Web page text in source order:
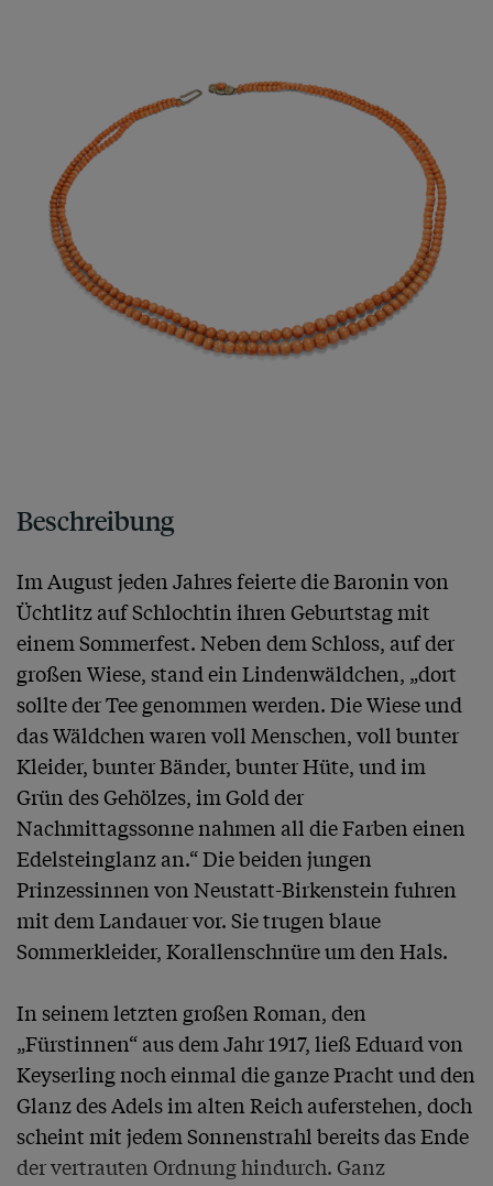
Beschreibung
Im August jeden Jahres feierte die Baronin von
Üchtlitz auf Schlochtin ihren Geburtstag mit
einem Sommerfest. Neben dem Schloss, auf der
großen Wiese, stand ein Lindenwäldchen, „dort
sollte der Tee genommen werden. Die Wiese und
das Wäldchen waren voll Menschen, voll bunter
Kleider, bunter Bänder, bunter Hüte, und im
Grün des Gehölzes, im Gold der
Nachmittagssonne nahmen all die Farben einen
Edelsteinglanz an.“ Die beiden jungen
Prinzessinnen von Neustatt-Birkenstein fuhren
mit dem Landauer vor. Sie trugen blaue
Sommerkleider, Korallenschnüre um den Hals.
In seinem letzten großen Roman, den
„Fürstinnen“ aus dem Jahr 1917, ließ Eduard von
Keyserling noch einmal die ganze Pracht und den
Glanz des Adels im alten Reich auferstehen, doch
scheint mit jedem Sonnenstrahl bereits das Ende
der vertrauten Ordnung hindurch. Ganz